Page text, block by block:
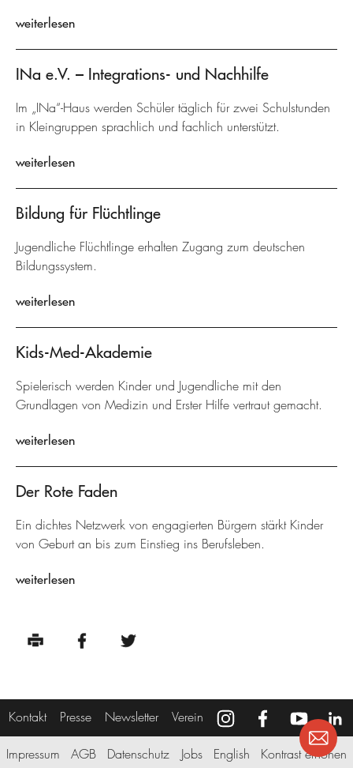
weiterlesen
INa e.V. – Integrations- und Nachhilfe
Im „INa“-Haus werden Schüler täglich für zwei Schulstunden
in Kleingruppen sprachlich und fachlich unterstützt.
weiterlesen
Bildung für Flüchtlinge
Jugendliche Flüchtlinge erhalten Zugang zum deutschen
Bildungssystem.
weiterlesen
Kids-Med-Akademie
Spielerisch werden Kinder und Jugendliche mit den
Grundlagen von Medizin und Erster Hilfe vertraut gemacht.
weiterlesen
Der Rote Faden
Ein dichtes Netzwerk von engagierten Bürgern stärkt Kinder
von Geburt an bis zum Einstieg ins Berufsleben.
weiterlesen
Kontakt Presse Newsletter Verein
Impressum AGB Datenschutz Jobs English Kontrast erhöhen